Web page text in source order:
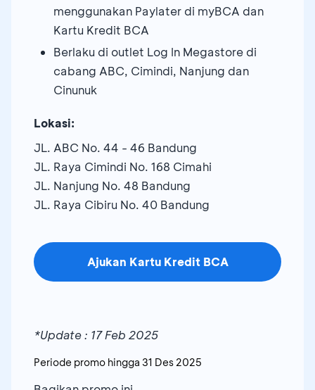
menggunakan Paylater di myBCA dan
Kartu Kredit BCA
Berlaku di outlet Log In Megastore di
cabang ABC, Cimindi, Nanjung dan
Cinunuk
Lokasi:
JL. ABC No. 44 - 46 Bandung
JL. Raya Cimindi No. 168 Cimahi
JL. Nanjung No. 48 Bandung
JL. Raya Cibiru No. 40 Bandung
Ajukan Kartu Kredit BCA
*Update : 17 Feb 2025
Periode promo hingga 31 Des 2025